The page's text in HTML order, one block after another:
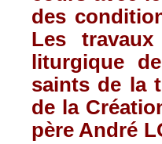
des
Les
liturgique
saints de la
de la
père André